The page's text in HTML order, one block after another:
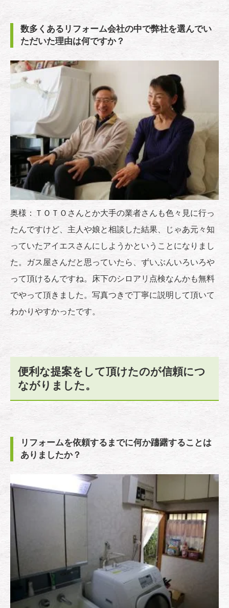
数多くあるリフォーム会社の中で弊社を選んでい
ただいた理由は何ですか？
奥様：ＴＯＴＯさんとか大手の業者さんも色々見に行っ
たんですけど、主人や娘と相談した結果、じゃあ元々知
っていたアイエスさんにしようかということになりまし
た。ガス屋さんだと思っていたら、ずいぶんいろいろや
って頂けるんですね。床下のシロアリ点検なんかも無料
でやって頂きました。写真つきで丁寧に説明して頂いて
わかりやすかったです。
便利な提案をして頂けたのが信頼につ
ながりました。
リフォームを依頼するまでに何か躊躇することは
ありましたか？